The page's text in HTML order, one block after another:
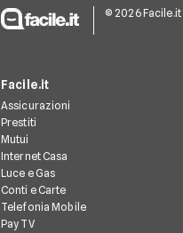
© 2026 Facile.it
Facile.it
Assicurazioni
Prestiti
Mutui
Internet Casa
Luce e Gas
Conti e Carte
Telefonia Mobile
Pay TV